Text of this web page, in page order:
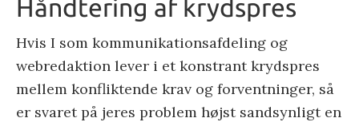
Håndtering af krydspres
Hvis I som kommunikationsafdeling og
webredaktion lever i et konstrant krydspres
mellem konfliktende krav og forventninger, så
er svaret på jeres problem højst sandsynligt en